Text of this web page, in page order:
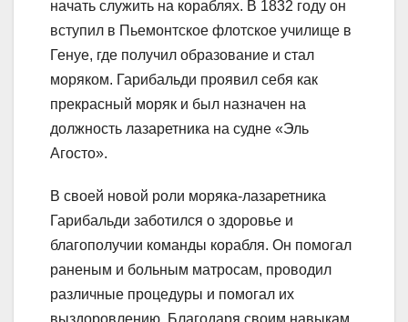
начать служить на кораблях. В 1832 году он
вступил в Пьемонтское флотское училище в
Генуе, где получил образование и стал
моряком. Гарибальди проявил себя как
прекрасный моряк и был назначен на
должность лазаретника на судне «Эль
Агосто».
В своей новой роли моряка-лазаретника
Гарибальди заботился о здоровье и
благополучии команды корабля. Он помогал
раненым и больным матросам, проводил
различные процедуры и помогал их
выздоровлению. Благодаря своим навыкам